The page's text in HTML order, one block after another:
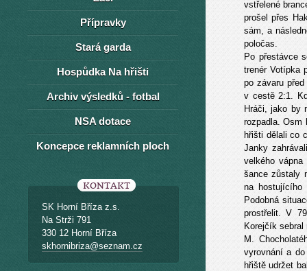
vstřelené
prošel přes
sám, a
poločas.
Po přestávce
trenér Votípka
po závaru
v cestě 2:1.
Hráči, jako by
rozpadla. Osm
hřišti dělali co
Janky
velkého
šance zůstaly
na hostujícího
Podobná
prostřelit. V
Korejčík
M.
vyrovnání a
hřiště udržet
Přípravky
Stará garda
Hospůdka Na hřišti
Archiv výsledků - fotbal
NSA dotace
Koncepce reklamních ploch
KONTAKT
SK Horní Bříza z.s.
Na Strži 791
330 12 Horní Bříza
skhornibriza@seznam.cz